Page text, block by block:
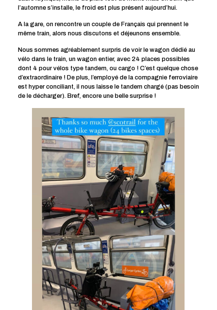
l’automne s’installe, le froid est plus présent aujourd’hui.
A la gare, on rencontre un couple de Français qui prennent le
même train, alors nous discutons et déjeunons ensemble.
Nous sommes agréablement surpris de voir le wagon dédié au
vélo dans le train, un wagon entier, avec 24 places possibles
dont 4 pour vélos type tandem, ou cargo ! C’est quelque chose
d’extraordinaire ! De plus, l’employé de la compagnie ferroviaire
est hyper conciliant, il nous laisse le tandem chargé (pas besoin
de le décharger). Bref, encore une belle surprise !